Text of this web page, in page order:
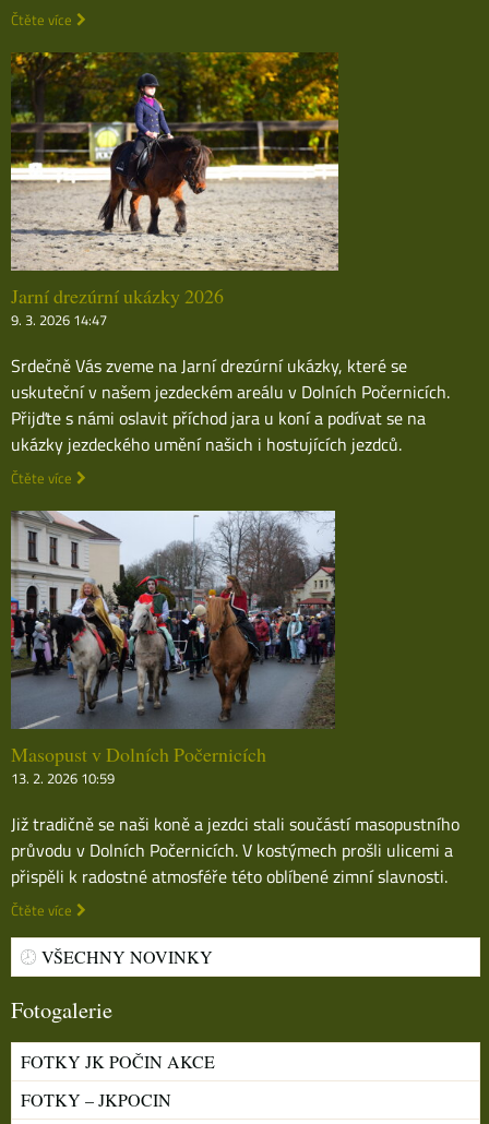
Čtěte více
Jarní drezúrní ukázky 2026
9. 3. 2026 14:47
Srdečně Vás zveme na Jarní drezúrní ukázky, které se
uskuteční v našem jezdeckém areálu v Dolních Počernicích.
Přijďte s námi oslavit příchod jara u koní a podívat se na
ukázky jezdeckého umění našich i hostujících jezdců.
Čtěte více
Masopust v Dolních Počernicích
13. 2. 2026 10:59
Již tradičně se naši koně a jezdci stali součástí masopustního
průvodu v Dolních Počernicích. V kostýmech prošli ulicemi a
přispěli k radostné atmosféře této oblíbené zimní slavnosti.
Čtěte více
VŠECHNY NOVINKY
Fotogalerie
FOTKY JK POČIN AKCE
FOTKY – JKPOCIN